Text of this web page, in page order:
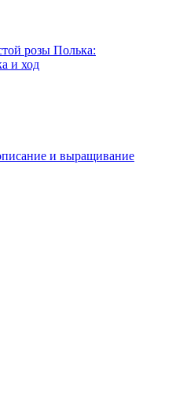
розы Полька:
и ход
и выращивание